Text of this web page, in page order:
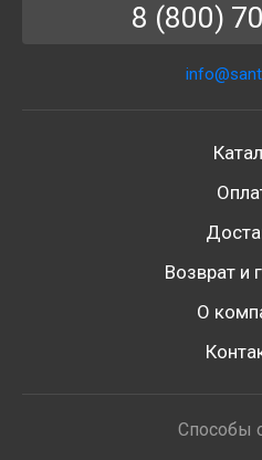
8 (800)
Возврат и
О
Способы